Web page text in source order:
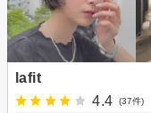
lafit
4.4
(37件)